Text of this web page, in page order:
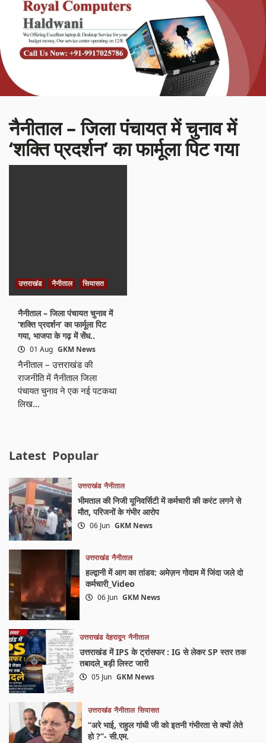
नैनीताल – जिला पंचायत में चुनाव में
‘शक्ति प्रदर्शन’ का फार्मूला पिट गया
उत्तराखंड नैनीताल सियासत
नैनीताल – जिला पंचायत चुनाव में
‘शक्ति प्रदर्शन’ का फार्मूला पिट
गया, भाजपा के गढ़ में सेंध..
01 Aug GKM News
नैनीताल – उत्तराखंड की
राजनीति में नैनीताल जिला
पंचायत चुनाव ने एक नई पटकथा
लिख…
Latest Popular
उत्तराखंड नैनीताल
भीमताल की निजी यूनिवर्सिटी में कर्मचारी की करंट लगने से
मौत, परिजनों के गंभीर आरोप
06 Jun GKM News
उत्तराखंड नैनीताल
हल्द्वानी में आग का तांडव: अमेज़न गोदाम में जिंदा जले दो
कर्मचारी_Video
06 Jun GKM News
उत्तराखंड देहरादून नैनीताल
उत्तराखंड में IPS के ट्रांसफर : IG से लेकर SP स्तर तक
तबादले_बड़ी लिस्ट जारी
05 Jun GKM News
उत्तराखंड नैनीताल सियासत
“अरे भाई, राहुल गांधी जी को इतनी गंभीरता से क्यों लेते
हो ?”- सी.एम.